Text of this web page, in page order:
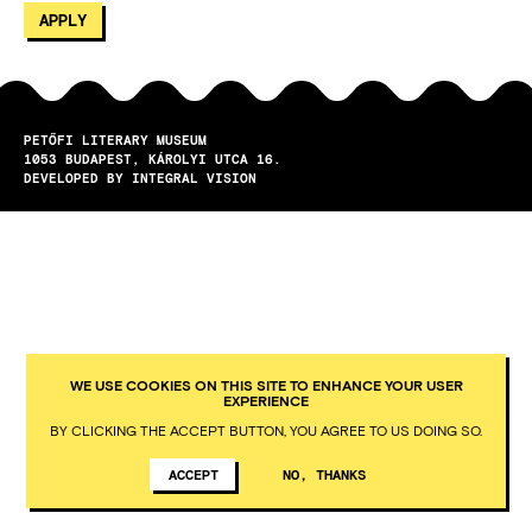
PETŐFI LITERARY MUSEUM
1053
BUDAPEST
KÁROLYI UTCA 16.
DEVELOPED BY INTEGRAL VISION
WE USE COOKIES ON THIS SITE TO ENHANCE YOUR USER
EXPERIENCE
BY CLICKING THE ACCEPT BUTTON, YOU AGREE TO US DOING SO.
ACCEPT NO, THANKS